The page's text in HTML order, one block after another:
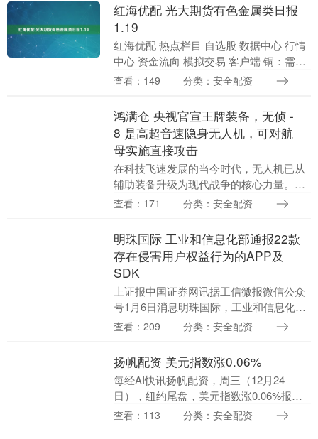
红海优配 光大期货有色金属类日报
1.19
红海优配 热点栏目 自选股 数据中心 行情
中心 资金流向 模拟交易 客户端 铜：需求
担忧 冲高回落 （展大鹏，从业资格号：
查看：149 分类：安全配资
鸿满仓 央视官宣王牌装备，无侦 -
8 是高超音速隐身无人机，可对航
母实施直接攻击
在科技飞速发展的当今时代，无人机已从
辅助装备升级为现代战争的核心力量。在
各国争相角逐航空航天技术的背景下，中
机，以其颠覆性的....
查看：171 分类：安全配资
明珠国际 工业和信息化部通报22款
存在侵害用户权益行为的APP及
SDK
上证报中国证券网讯据工信微报微信公众
号1月6日消息明珠国际，工业和信息化部
高度重视用户权益保护工作，依据《个人
例》《电信和互联....
查看：209 分类：安全配资
扬帆配资 美元指数涨0.06%
每经AI快讯扬帆配资，周三（12月24
日），纽约尾盘，美元指数涨0.06%报
97.95，非美货币表现分化，欧元兑美元跌
查看：113 分类：安全配资